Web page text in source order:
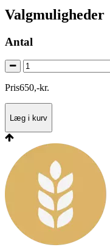
Valgmuligheder
Antal
Pris650,-kr.
Læg i kurv